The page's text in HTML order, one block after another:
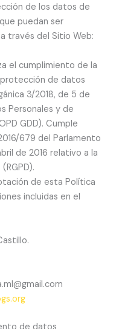
de los datos de
puedan ser
través del Sitio Web:
el cumplimiento de la
de datos
3/2018, de 5 de
Personales y de
GDD). Cumple
679 del Parlamento
de 2016 relativo a la
de esta Política
incluidas en el